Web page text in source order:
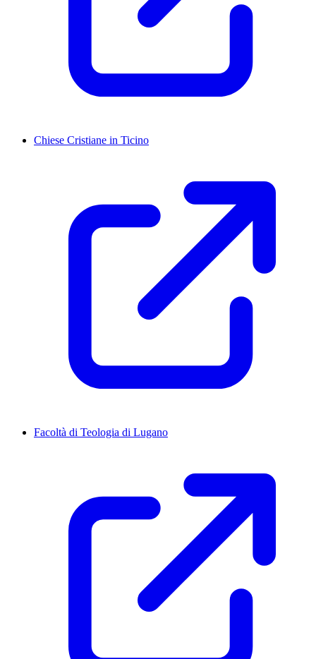
Chiese Cristiane in Ticino
Facoltà di Teologia di Lugano